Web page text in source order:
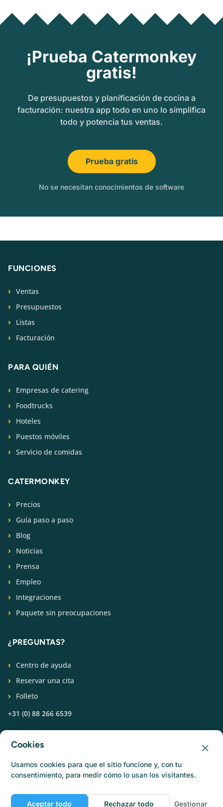
¡Prueba Catermonkey
gratis!
De presupuestos y planificación de cocina a
facturación: nuestra app todo en uno lo simplifica
todo y potencia tus ventas.
Prueba gratis
No se necesitan conocimientos de software
FUNCIONES
Ventas
Presupuestos
Listas
Facturación
PARA QUIÉN
Empresas de catering
Foodtrucks
Hoteles
Puestos móviles
Servicio de comidas
CATERMONKEY
Precios
Guía paso a paso
Blog
Noticias
Prensa
Empleo
Integraciones
Paquete sin preocupaciones
¿PREGUNTAS?
Centro de ayuda
Reservar una cita
Folleto
+31 (0) 88 266 6539
Cookies ×
Usamos cookies para que el sitio funcione y, con tu
consentimiento, para medir cómo lo usan los visitantes.
Aceptar todo Rechazar todo Gestionar